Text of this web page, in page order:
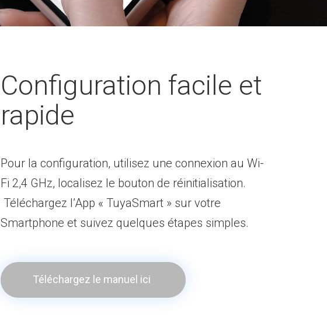
Configuration facile et
rapide
Pour la configuration, utilisez une connexion au Wi-
Fi 2,4 GHz, localisez le bouton de réinitialisation.
Téléchargez l’App « TuyaSmart » sur votre
Smartphone et suivez quelques étapes simples.
Téléchargez le manuel ici